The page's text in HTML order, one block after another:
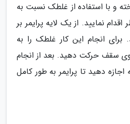
با استفاده از غلطک نسبت به
نمایید. از یک لایه پرایمر بر
انجام این کار غلطک را به
سقف حرکت دهید. بعد از انجام
مدت 30 دقیقه اجازه دهید تا پرایمر به طور کامل